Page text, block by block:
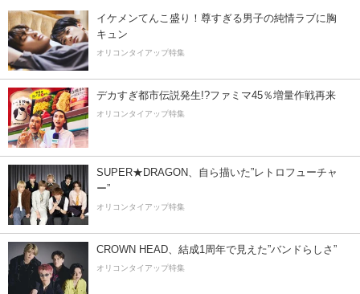
イケメンてんこ盛り！尊すぎる男子の純情ラブに胸
キュン
オリコンタイアップ特集
デカすぎ都市伝説発生!?ファミマ45％増量作戦再来
オリコンタイアップ特集
SUPER★DRAGON、自ら描いた”レトロフューチャ
ー”
オリコンタイアップ特集
CROWN HEAD、結成1周年で見えた”バンドらしさ”
オリコンタイアップ特集